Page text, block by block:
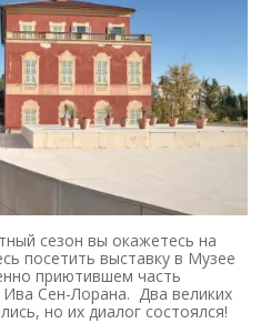
сезон вы окажетесь на
посетить выставку в Музее
приютившем часть
Сен-Лорана. Два великих
но их диалог состоялся!